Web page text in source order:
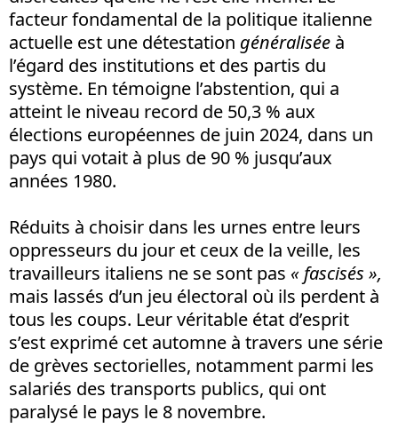
facteur fondamental de la politique italienne
actuelle est une détestation généralisée à
l’égard des institutions et des partis du
système. En témoigne l’abstention, qui a
atteint le niveau record de 50,3 % aux
élections européennes de juin 2024, dans un
pays qui votait à plus de 90 % jusqu’aux
années 1980.
Réduits à choisir dans les urnes entre leurs
oppresseurs du jour et ceux de la veille, les
travailleurs italiens ne se sont pas « fascisés »,
mais lassés d’un jeu électoral où ils perdent à
tous les coups. Leur véritable état d’esprit
s’est exprimé cet automne à travers une série
de grèves sectorielles, notamment parmi les
salariés des transports publics, qui ont
paralysé le pays le 8 novembre.